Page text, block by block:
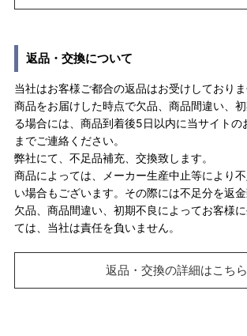
返品・交換について
当社はお客様ご都合の返品はお受けしておりま
商品をお届けした時点で欠品、商品間違い、
る場合には、商品到着後5日以内に当サイトの
までご連絡ください。
弊社にて、不足品補充、交換致します。
商品によっては、メーカー生産中止等により
い場合もございます。その際には不足分を返金
欠品、商品間違い、初期不良によってお客様
ては、当社は責任を負いません。
返品・交換の詳細はこちら